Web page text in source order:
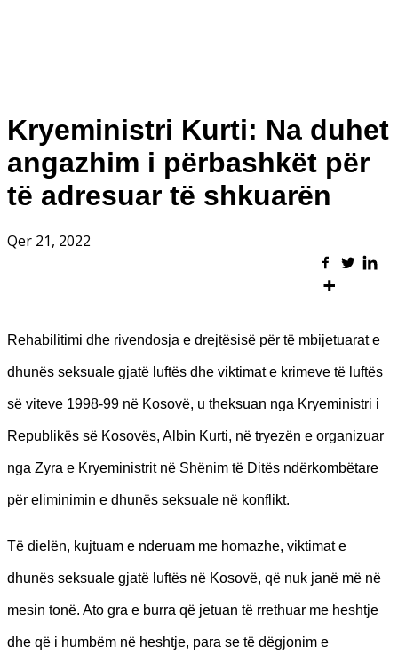
Kryeministri Kurti: Na duhet
angazhim i përbashkët për
të adresuar të shkuarën
Qer 21, 2022
Rehabilitimi dhe rivendosja e drejtësisë për të mbijetuarat e
dhunës seksuale gjatë luftës dhe viktimat e krimeve të luftës
së viteve 1998-99 në Kosovë, u theksuan nga Kryeministri i
Republikës së Kosovës, Albin Kurti, në tryezën e organizuar
nga Zyra e Kryeministrit në Shënim të Ditës ndërkombëtare
për eliminimin e dhunës seksuale në konflikt.
Të dielën, kujtuam e nderuam me homazhe, viktimat e
dhunës seksuale gjatë luftës në Kosovë, që nuk janë më në
mesin tonë. Ato gra e burra që jetuan të rrethuar me heshtje
dhe që i humbëm në heshtje, para se të dëgjonim e